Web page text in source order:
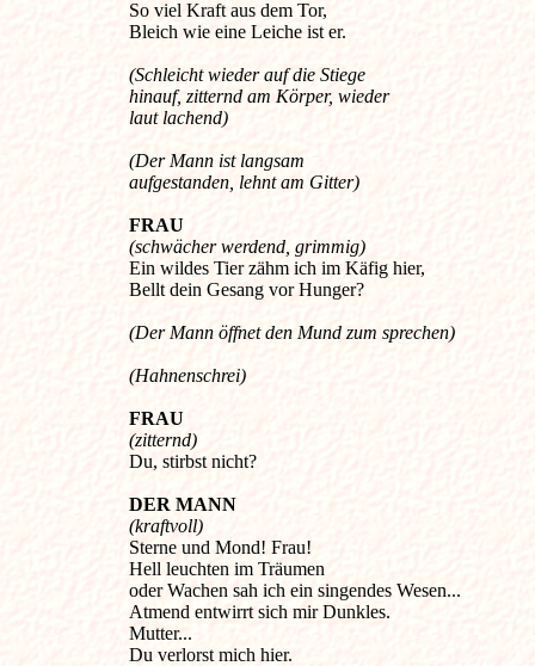
So viel Kraft aus dem Tor,
Bleich wie eine Leiche ist er.
(Schleicht wieder auf die Stiege
hinauf, zitternd am Körper, wieder
laut lachend)
(Der Mann ist langsam
aufgestanden, lehnt am Gitter)
FRAU
(schwächer werdend, grimmig)
Ein wildes Tier zähm ich im Käfig hier,
Bellt dein Gesang vor Hunger?
(Der Mann öffnet den Mund zum sprechen)
(Hahnenschrei)
FRAU
(zitternd)
Du, stirbst nicht?
DER MANN
(kraftvoll)
Sterne und Mond! Frau!
Hell leuchten im Träumen
oder Wachen sah ich ein singendes Wesen...
Atmend entwirrt sich mir Dunkles.
Mutter...
Du verlorst mich hier.